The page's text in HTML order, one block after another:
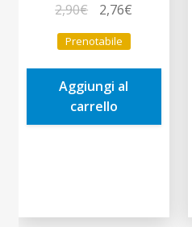
2,90€
prezzo
originale
era:
2,90€.
2,76€
è:
Prenotabile
Aggiungi al
carrello